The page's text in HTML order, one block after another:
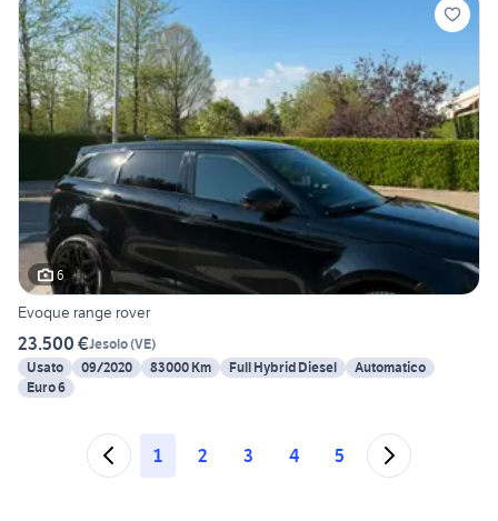
6
Evoque range rover
23.500 €Jesolo(VE)
Usato
09/2020 83000 Km Full Hybrid Diesel
Automatico
Euro 6
1 2 3 4 5